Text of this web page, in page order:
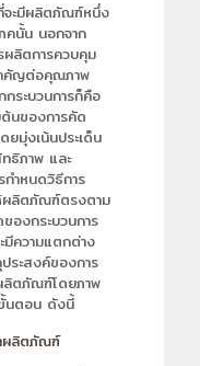
ะมีผลิตภัณฑ์หนึ่ง
คนั้น นอกจาก
ผลิตการควบคุม
คัญต่อคุณภาพ
ระบวนการก็คือ
นของการคัด
ยมุ่งเน้นประเด็น
ธิภาพ และ
ำหนดวิธีการ
ผลิตภัณฑ์ตรงตาม
องกระบวนการ
ความแตกต่าง
ระสงค์ของการ
ลิตภัณฑ์โดยภาพ
นตอน ดังนี้
ผลิตภัณฑ์